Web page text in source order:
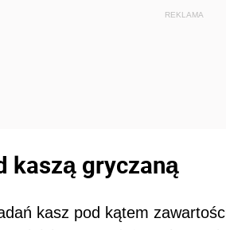
REKLAMA
kaszą gryczaną
kasz pod kątem